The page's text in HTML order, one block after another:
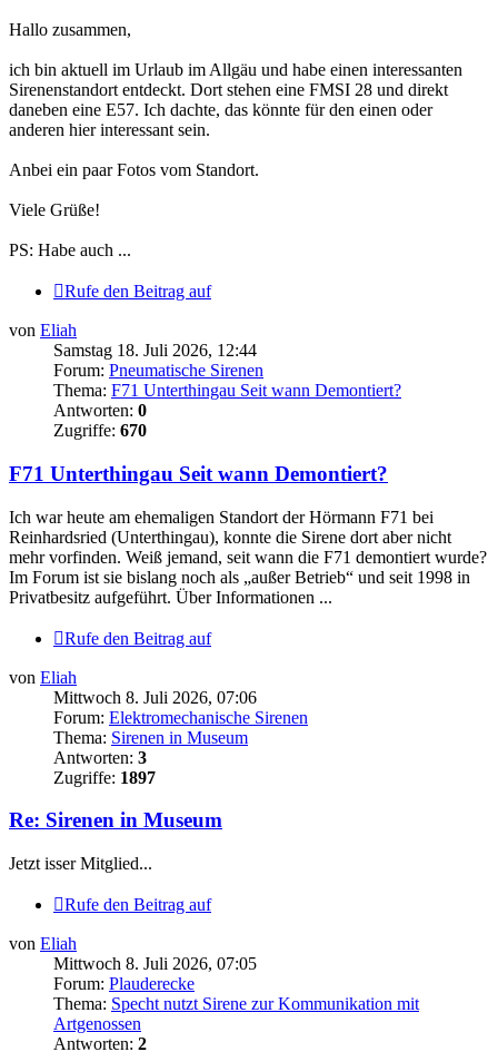
Hallo zusammen,
ich bin aktuell im Urlaub im Allgäu und habe einen interessanten
Sirenenstandort entdeckt. Dort stehen eine FMSI 28 und direkt
daneben eine E57. Ich dachte, das könnte für den einen oder
anderen hier interessant sein.
Anbei ein paar Fotos vom Standort.
Viele Grüße!
PS: Habe auch ...
Rufe den Beitrag auf
von Eliah
Samstag 18. Juli 2026, 12:44
Forum: Pneumatische Sirenen
Thema: F71 Unterthingau Seit wann Demontiert?
Antworten: 0
Zugriffe: 670
F71 Unterthingau Seit wann Demontiert?
Ich war heute am ehemaligen Standort der Hörmann F71 bei
Reinhardsried (Unterthingau), konnte die Sirene dort aber nicht
mehr vorfinden. Weiß jemand, seit wann die F71 demontiert wurde?
Im Forum ist sie bislang noch als „außer Betrieb“ und seit 1998 in
Privatbesitz aufgeführt. Über Informationen ...
Rufe den Beitrag auf
von Eliah
Mittwoch 8. Juli 2026, 07:06
Forum: Elektromechanische Sirenen
Thema: Sirenen in Museum
Antworten: 3
Zugriffe: 1897
Re: Sirenen in Museum
Jetzt isser Mitglied...
Rufe den Beitrag auf
von Eliah
Mittwoch 8. Juli 2026, 07:05
Forum: Plauderecke
Thema: Specht nutzt Sirene zur Kommunikation mit
Artgenossen
Antworten: 2